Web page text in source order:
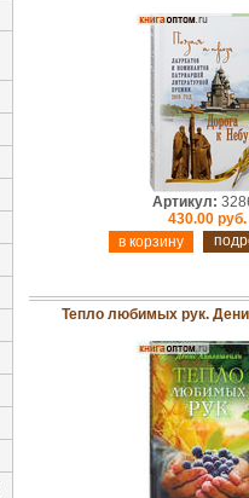
Артикул:
430.00 руб.
Тепло любимых рук.